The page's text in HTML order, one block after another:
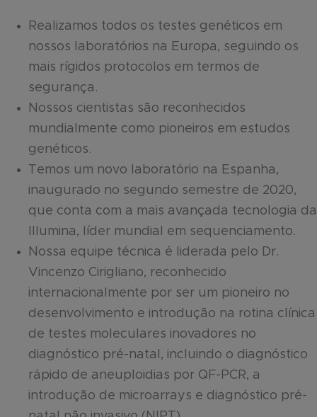
Realizamos todos os testes genéticos em
nossos laboratórios na Europa, seguindo os
mais rígidos protocolos em termos de
segurança.
Nossos cientistas são reconhecidos
mundialmente como pioneiros em estudos
genéticos.
Temos um novo laboratório na Espanha,
inaugurado no segundo semestre de 2020,
que conta com a mais avançada tecnologia da
Illumina, líder mundial em sequenciamento.
Nossa equipe técnica é liderada pelo Dr.
Vincenzo Cirigliano, reconhecido
internacionalmente por ser um pioneiro no
desenvolvimento e introdução na rotina clínica
de testes moleculares inovadores no
diagnóstico pré-natal, incluindo o diagnóstico
rápido de aneuploidias por QF-PCR, a
introdução de microarrays e diagnóstico pré-